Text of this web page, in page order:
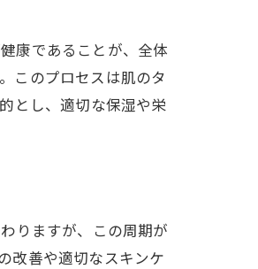
康であることが、全体
このプロセスは肌のタ
とし、適切な保湿や栄
りますが、この周期が
改善や適切なスキンケ